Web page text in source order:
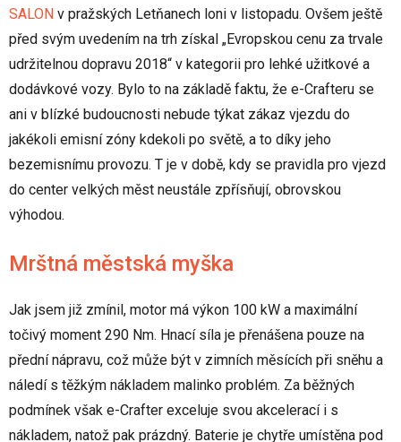
SALON v pražských Letňanech loni v listopadu. Ovšem ještě
před svým uvedením na trh získal „Evropskou cenu za trvale
udržitelnou dopravu 2018“ v kategorii pro lehké užitkové a
dodávkové vozy. Bylo to na základě faktu, že e-Crafteru se
ani v blízké budoucnosti nebude týkat zákaz vjezdu do
jakékoli emisní zóny kdekoli po světě, a to díky jeho
bezemisnímu provozu. T je v době, kdy se pravidla pro vjezd
do center velkých měst neustále zpřísňují, obrovskou
výhodou.
Mrštná městská myška
Jak jsem již zmínil, motor má výkon 100 kW a maximální
točivý moment 290 Nm. Hnací síla je přenášena pouze na
přední nápravu, což může být v zimních měsících při sněhu a
náledí s těžkým nákladem malinko problém. Za běžných
podmínek však e-Crafter exceluje svou akcelerací i s
nákladem, natož pak prázdný. Baterie je chytře umístěna pod